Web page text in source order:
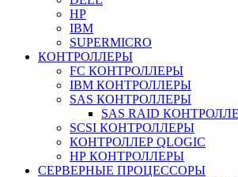
HP
IBM
SUPERMICRO
КОНТРОЛЛЕРЫ
FC КОНТРОЛЛЕРЫ
IBM КОНТРОЛЛЕРЫ
SAS КОНТРОЛЛЕРЫ
SAS RAID
SCSI КОНТРОЛЛЕРЫ
КОНТРОЛЛЕР QLOGIC
НР КОНТРОЛЛЕРЫ
СЕРВЕРНЫЕ ПРОЦЕССОРЫ